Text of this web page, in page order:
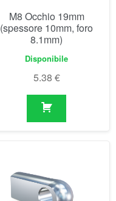
M8 Occhio 19mm
(spessore 10mm, foro
8.1mm)
Disponibile
5.38 €